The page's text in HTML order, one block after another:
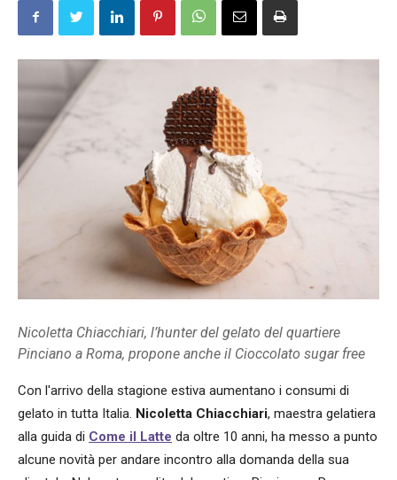
Nicoletta Chiacchiari, l’hunter del gelato del quartiere
Pinciano a Roma, propone anche il Cioccolato sugar free
Con l'arrivo della stagione estiva aumentano i consumi di
gelato in tutta Italia. Nicoletta Chiacchiari, maestra gelatiera
alla guida di Come il Latte da oltre 10 anni, ha messo a punto
alcune novità per andare incontro alla domanda della sua